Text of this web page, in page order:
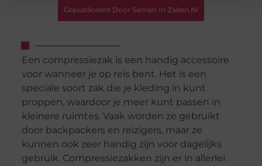
Gepubliceerd Door Samen In Zaken.nl
Een compressiezak is een handig accessoire
voor wanneer je op reis bent. Het is een
speciale soort zak die je kleding in kunt
proppen, waardoor je meer kunt passen in
kleinere ruimtes. Vaak worden ze gebruikt
door backpackers en reizigers, maar ze
kunnen ook zeer handig zijn voor dagelijks
gebruik. Compressiezakken zijn er in allerlei